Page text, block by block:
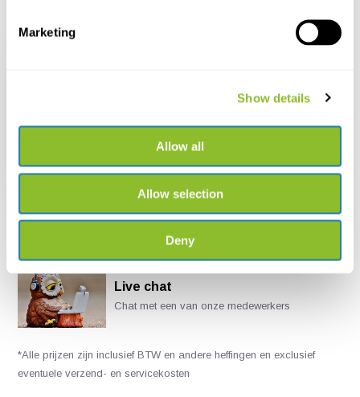
Marketing
Show details
Allow all
Allow selection
Deny
Recent bekeken
HOBO Externe
Datalogger MX2302A
Live chat
Chat met een van onze medewerkers
*Alle prijzen zijn inclusief BTW en andere heffingen en exclusief
eventuele verzend- en servicekosten